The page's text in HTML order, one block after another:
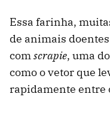
Essa farinha,
de animais
comscrapie, uma
como o vetor que
rapidamente entre